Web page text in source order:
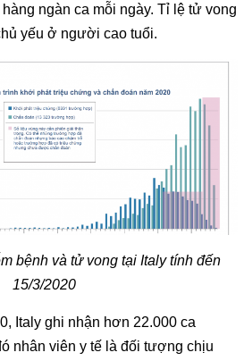
ngàn ca mỗi ngày. Tỉ lệ tử vong
yếu ở người cao tuổi.
bệnh và tử vong tại Italy tính đến
15/3/2020
Italy ghi nhận hơn 22.000 ca
nhân viên y tế là đối tượng chịu